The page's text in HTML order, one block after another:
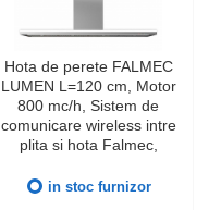
Hota de perete FALMEC
LUMEN L=120 cm, Motor
800 mc/h, Sistem de
comunicare wireless intre
plita si hota Falmec,
Italia, Iluminat LED
in stoc furnizor